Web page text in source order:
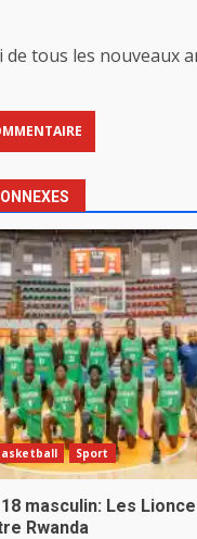
de tous les nouveaux
Sport
masculin: Les
Rwanda